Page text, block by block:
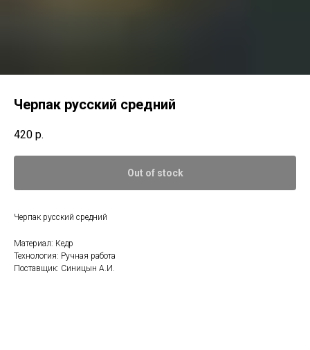
Черпак русский средний
420 р.
Out of stock
Черпак русский средний
Материал: Кедр
Технология: Ручная работа
Поставщик: Синицын А.И.